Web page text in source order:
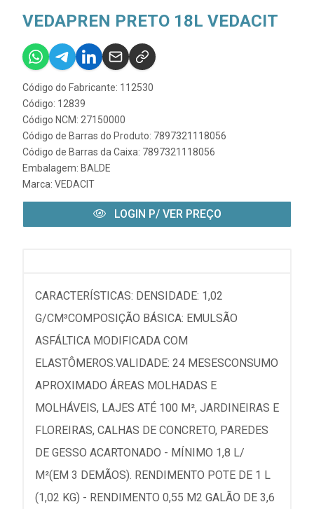
VEDAPREN PRETO 18L VEDACIT
Código do Fabricante: 112530
Código: 12839
Código NCM: 27150000
Código de Barras do Produto: 7897321118056
Código de Barras da Caixa: 7897321118056
Embalagem: BALDE
Marca: VEDACIT
LOGIN P/ VER PREÇO
CARACTERÍSTICAS: DENSIDADE: 1,02
G/CM³COMPOSIÇÃO BÁSICA: EMULSÃO
ASFÁLTICA MODIFICADA COM
ELASTÔMEROS.VALIDADE: 24 MESESCONSUMO
APROXIMADO ÁREAS MOLHADAS E
MOLHÁVEIS, LAJES ATÉ 100 M², JARDINEIRAS E
FLOREIRAS, CALHAS DE CONCRETO, PAREDES
DE GESSO ACARTONADO - MÍNIMO 1,8 L/
M²(EM 3 DEMÃOS). RENDIMENTO POTE DE 1 L
(1,02 KG) - RENDIMENTO 0,55 M2 GALÃO DE 3,6